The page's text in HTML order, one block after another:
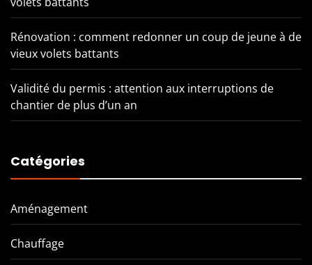
Rénovation : comment redonner un coup de jeune à de
vieux volets battants
Validité du permis : attention aux interruptions de
chantier de plus d’un an
Catégories
Aménagement
Chauffage